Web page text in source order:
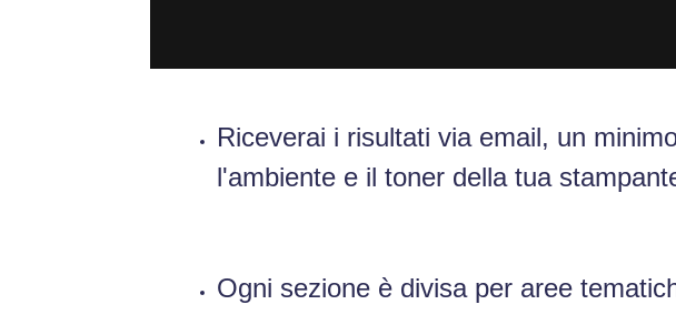
Riceverai i risultati via email, un
l'ambiente e il toner della tua
Ogni sezione è divisa per aree